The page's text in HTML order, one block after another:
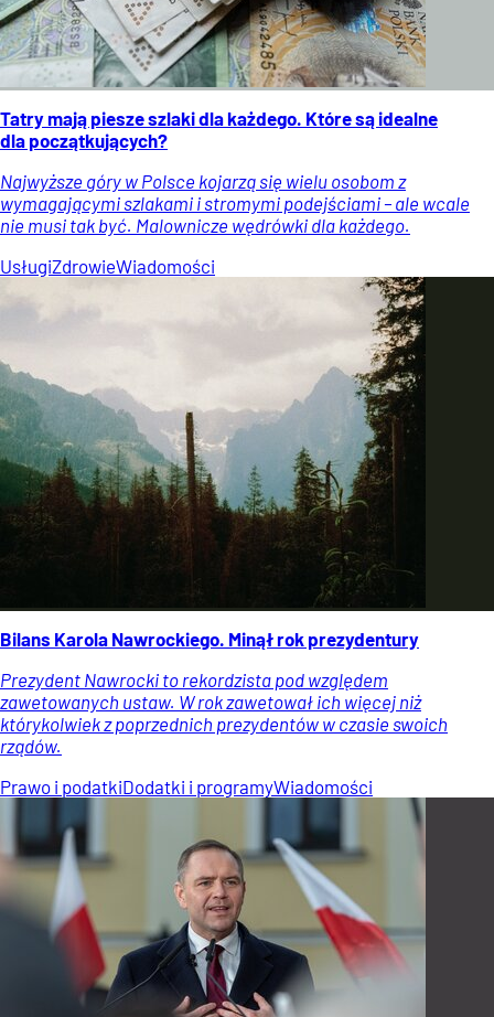
Tatry mają piesze szlaki dla każdego. Które są idealne
dla początkujących?
Najwyższe góry w Polsce kojarzą się wielu osobom z
wymagającymi szlakami i stromymi podejściami – ale wcale
nie musi tak być. Malownicze wędrówki dla każdego.
UsługiZdrowieWiadomości
Bilans Karola Nawrockiego. Minął rok prezydentury
Prezydent Nawrocki to rekordzista pod względem
zawetowanych ustaw. W rok zawetował ich więcej niż
którykolwiek z poprzednich prezydentów w czasie swoich
rządów.
Prawo i podatkiDodatki i programyWiadomości